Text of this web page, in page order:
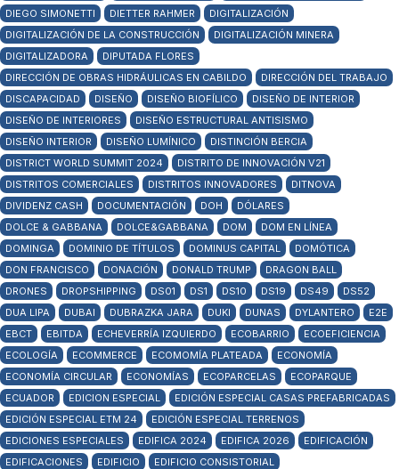
DIEGO SIMONETTI
DIETTER RAHMER
DIGITALIZACIÓN
DIGITALIZACIÓN DE LA CONSTRUCCIÓN
DIGITALIZACIÓN MINERA
DIGITALIZADORA
DIPUTADA FLORES
DIRECCIÓN DE OBRAS HIDRÁULICAS EN CABILDO
DIRECCIÓN DEL TRABAJO
DISCAPACIDAD
DISEÑO DISEÑO BIOFÍLICO
DISEÑO DE INTERIOR
DISEÑO DE INTERIORES
DISEÑO ESTRUCTURAL ANTISISMO
DISEÑO INTERIOR
DISEÑO LUMÍNICO
DISTINCIÓN BERCIA
DISTRICT WORLD SUMMIT 2024
DISTRITO DE INNOVACIÓN V21
DISTRITOS COMERCIALES
DISTRITOS INNOVADORES
DITNOVA
DIVIDENZ CASH
DOCUMENTACIÓN DOH
DÓLARES
DOLCE & GABBANA
DOLCE&GABBANA DOM
DOM EN LÍNEA
DOMINGA
DOMINIO DE TÍTULOS DOMINUS CAPITAL
DOMÓTICA
DON FRANCISCO
DONACIÓN DONALD TRUMP
DRAGON BALL
DRONES
DROPSHIPPING DS01 DS1 DS10 DS19 DS49
DS52
DUA LIPA
DUBAI DUBRAZKA JARA DUKI DUNAS DYLANTERO
E2E
EBCT
EBITDA ECHEVERRÍA IZQUIERDO ECOBARRIO
ECOEFICIENCIA
ECOLOGÍA
ECOMMERCE ECOMOMÍA PLATEADA
ECONOMÍA
ECONOMÍA CIRCULAR
ECONOMÍAS ECOPARCELAS
ECOPARQUE
ECUADOR
EDICION ESPECIAL
EDICIÓN ESPECIAL CASAS PREFABRICADAS
EDICIÓN ESPECIAL ETM 24
EDICIÓN ESPECIAL TERRENOS
EDICIONES ESPECIALES
EDIFICA 2024 EDIFICA 2026
EDIFICACIÓN
EDIFICACIONES
EDIFICIO EDIFICIO CONSISTORIAL